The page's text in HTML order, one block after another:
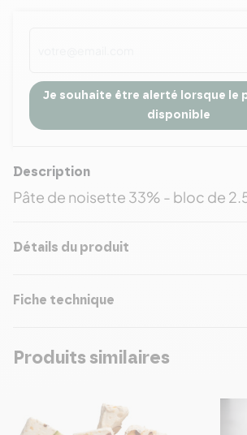
Je souhaite être alerté lorsque le
disponible
Description
Pâte de noisette 33% - bloc de
Détails du produit
Fiche technique
Produits similaires